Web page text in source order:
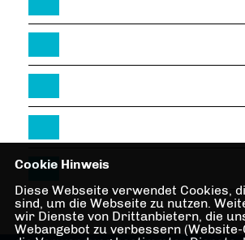
Cookie Hinweis
Diese Webseite verwendet Cookies,
sind, um die Webseite zu nutzen.
wir Dienste von Drittanbietern, die
Webangebot zu verbessern